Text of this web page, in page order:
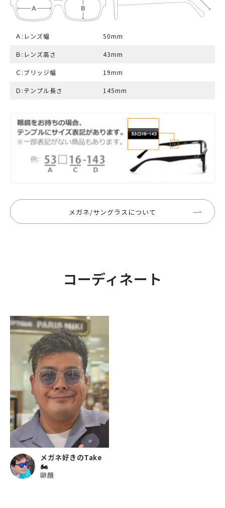
Ａ:レンズ幅 50mm
Ｂ:レンズ高さ 43mm
Ｃ:ブリッジ幅 19mm
Ｄ:テンプル長さ 145mm
メガネ/サングラスについて
コーディネート
メガネ好きのTake
🏍
卵顔